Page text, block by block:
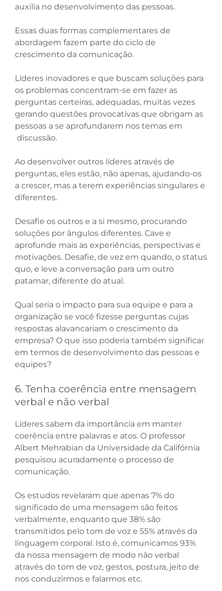
auxilia no desenvolvimento das pessoas.
Essas duas formas complementares de
abordagem fazem parte do ciclo de
crescimento da comunicação.
Líderes inovadores e que buscam soluções para
os problemas concentram-se em fazer as
perguntas certeiras, adequadas, muitas vezes
gerando questões provocativas que obrigam as
pessoas a se aprofundarem nos temas em
discussão.
Ao desenvolver outros líderes através de
perguntas, eles estão, não apenas, ajudando-os
a crescer, mas a terem experiências singulares e
diferentes.
Desafie os outros e a si mesmo, procurando
soluções por ângulos diferentes. Cave e
aprofunde mais as experiências, perspectivas e
motivações. Desafie, de vez em quando, o status
quo, e leve a conversação para um outro
patamar, diferente do atual.
Qual seria o impacto para sua equipe e para a
organização se você fizesse perguntas cujas
respostas alavancariam o crescimento da
empresa? O que isso poderia também significar
em termos de desenvolvimento das pessoas e
equipes?
6. Tenha coerência entre mensagem
verbal e não verbal
Líderes sabem da importância em manter
coerência entre palavras e atos. O professor
Albert Mehrabian da Universidade da Califórnia
pesquisou acuradamente o processo de
comunicação.
Os estudos revelaram que apenas 7% do
significado de uma mensagem são feitos
verbalmente, enquanto que 38% são
transmitidos pelo tom de voz e 55% através da
linguagem corporal. Isto é, comunicamos 93%
da nossa mensagem de modo não verbal
através do tom de voz, gestos, postura, jeito de
nos conduzirmos e falarmos etc.